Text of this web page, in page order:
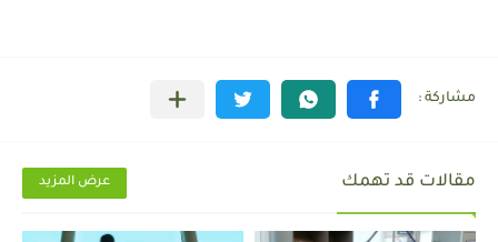
مقالات قد تهمك عرض المزيد